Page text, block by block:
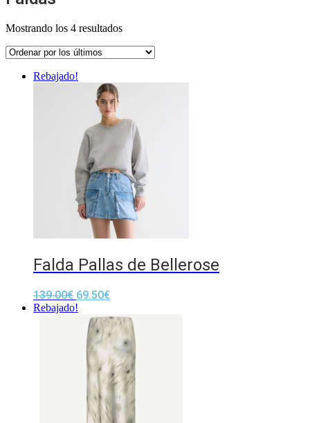
Mostrando los 4 resultados
Rebajado!
Falda Pallas de Bellerose
139.00€ 69.50€
Rebajado!